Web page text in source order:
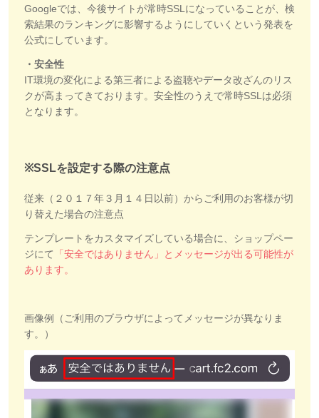
Googleでは、今後サイトが常時SSLになっていることが、検
索結果のランキングに影響するようにしていくという発表を
公式にしています。
・安全性
IT環境の変化による第三者による盗聴やデータ改ざんのリス
クが高まってきております。安全性のうえで常時SSLは必須
となります。
※SSLを設定する際の注意点
従来（２０１７年３月１４日以前）からご利用のお客様が切
り替えた場合の注意点
テンプレートをカスタマイズしている場合に、ショップペー
ジにて
「安全ではありません」とメッセージが出る可能性が
あります。
画像例（ご利用のブラウザによってメッセージが異なりま
す。）